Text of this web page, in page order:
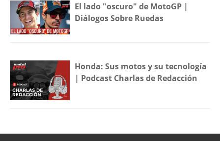
El lado "oscuro" de MotoGP |
Diálogos Sobre Ruedas
Honda: Sus motos y su tecnología
| Podcast Charlas de Redacción